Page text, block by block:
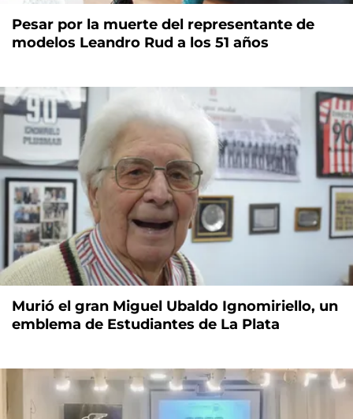
Pesar por la muerte del representante de
modelos Leandro Rud a los 51 años
Murió el gran Miguel Ubaldo Ignomiriello, un
emblema de Estudiantes de La Plata